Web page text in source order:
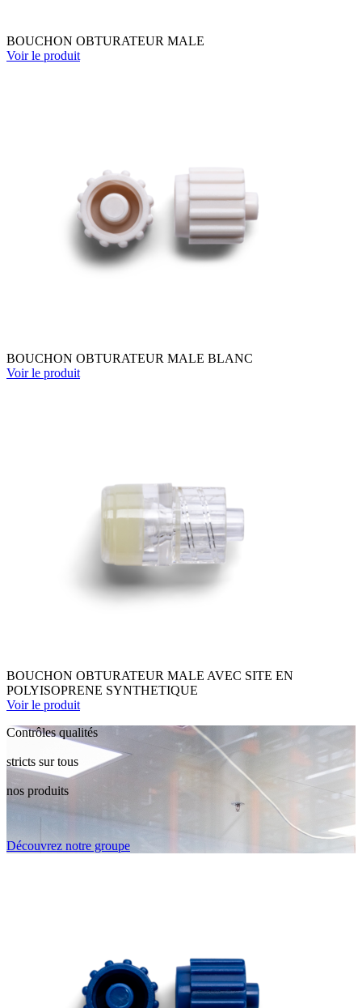
BOUCHON OBTURATEUR MALE
Voir le produit
BOUCHON OBTURATEUR MALE BLANC
Voir le produit
BOUCHON OBTURATEUR MALE AVEC SITE EN
POLYISOPRENE SYNTHETIQUE
Voir le produit
Contrôles qualités
stricts sur tous
nos produits
Découvrez notre groupe